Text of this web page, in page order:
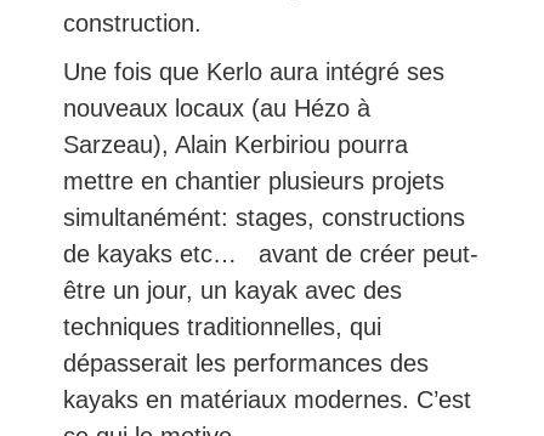
construction.
Une fois que Kerlo aura intégré ses
nouveaux locaux (au Hézo à
Sarzeau), Alain Kerbiriou pourra
mettre en chantier plusieurs projets
simultanémént: stages, constructions
de kayaks etc… avant de créer peut-
être un jour, un kayak avec des
techniques traditionnelles, qui
dépasserait les performances des
kayaks en matériaux modernes. C’est